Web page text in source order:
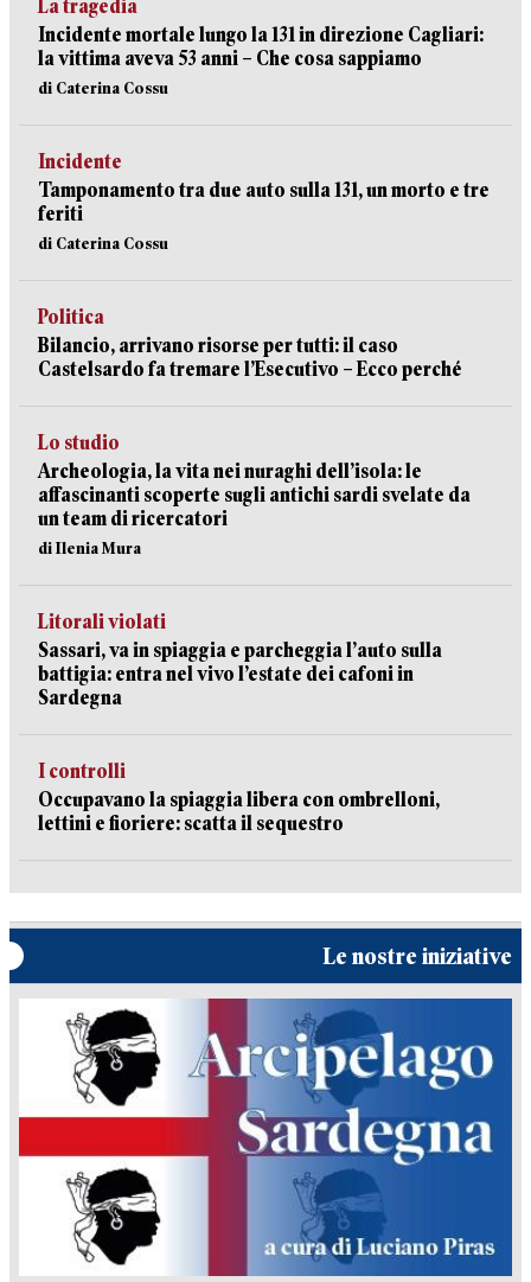
La tragedia
Incidente mortale lungo la 131 in direzione Cagliari:
la vittima aveva 53 anni – Che cosa sappiamo
di Caterina Cossu
Incidente
Tamponamento tra due auto sulla 131, un morto e tre
feriti
di Caterina Cossu
Politica
Bilancio, arrivano risorse per tutti: il caso
Castelsardo fa tremare l’Esecutivo – Ecco perché
Lo studio
Archeologia, la vita nei nuraghi dell’isola: le
affascinanti scoperte sugli antichi sardi svelate da
un team di ricercatori
di Ilenia Mura
Litorali violati
Sassari, va in spiaggia e parcheggia l’auto sulla
battigia: entra nel vivo l’estate dei cafoni in
Sardegna
I controlli
Occupavano la spiaggia libera con ombrelloni,
lettini e fioriere: scatta il sequestro
Le nostre iniziative